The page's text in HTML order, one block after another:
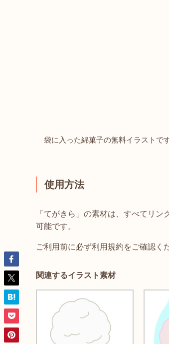
袋に入った綿菓子の無料イラストです
使用方法
「てがきら」の素材は、すべてリ
可能です。
ご利用前に必ず利用規約をご確認く
関連するイラスト素材